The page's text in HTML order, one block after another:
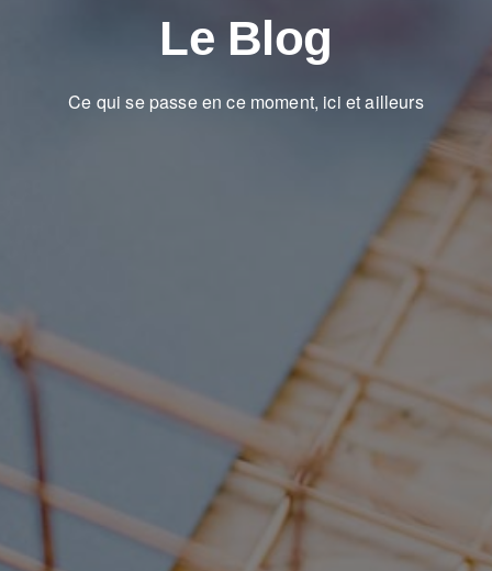
Le Blog
Ce qui se passe en ce moment, ici et ailleurs